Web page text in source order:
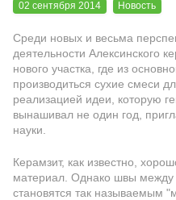
02 сентября 2014 Новость
Среди новых и весьма
деятельности Алексинского
нового участка, где из
производиться сухие смеси
реализацией идеи, которую
вынашивал не один год,
науки.
Керамзит, как известно,
материал. Однако швы между
становятся так называемым